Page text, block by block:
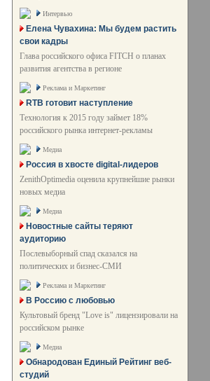
Интервью
Елена Чувахина: Мы будем растить
свои кадры
Глава российского офиса FITCH о планах
развития агентства в регионе
Реклама и Маркетинг
RTB готовит наступление
Технология к 2015 году займет 18%
российского рынка интернет-рекламы
Медиа
Россия в хвосте digital-лидеров
ZenithOptimedia оценила крупнейшие рынки
новых медиа
Медиа
Новостные сайты теряют
аудиторию
Послевыборный спад сказался на
политических и бизнес-СМИ
Реклама и Маркетинг
В Россию с любовью
Культовый бренд "Love is" лицензировали на
российском рынке
Медиа
Обнародован Единый Рейтинг веб-
студий